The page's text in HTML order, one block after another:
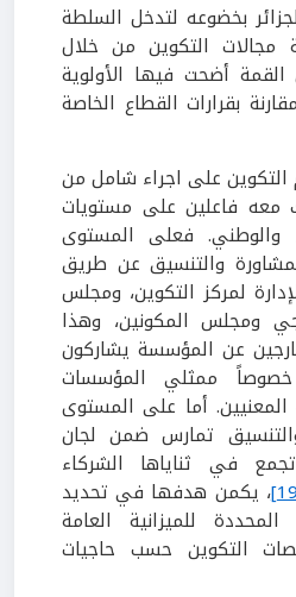
بخضوعه لتدخل السلطة
التكوين من خلال
أضحت فيها الأولوية
بقرارات القطاع الخاصة
التكوين على اجراء شامل من
معه فاعلين على مستويات
والوطني. فعلى المستوى
والتنسيق عن طريق
لمركز التكوين، ومجلس
ومجلس المكونين، وهذا
عن المؤسسة يشاركون
خصوصاً ممثلي المؤسسات
المعنيين. أما على المستوى
تمارس ضمن لجان
في ثناياها الشركاء
، يكمن هدفها في تحديد
للميزانية العامة
التكوين حسب حاجيات